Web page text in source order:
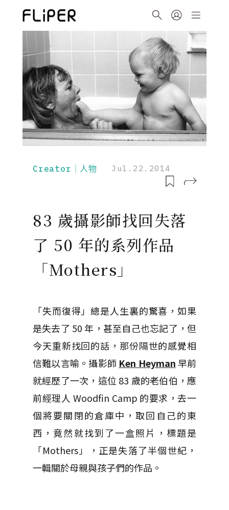
Creator｜人物 Jul.22.2014
83 歲攝影師找回失落
了 50 年的系列作品
「Mothers」
「失而復得」總是人生裏的驚喜，如果
是失去了 50 年，甚至自己也忘記了，但
今天重新找回的話，那份隔世的感覺相
信難以言喻。攝影師 Ken Heyman早前
就經歷了一次，這位 83 歲的老伯伯，應
前經理人 Woodfin Camp 的要求，去一
個將要關閉的倉庫中，取回自己的東
西，竟然就找到了一盒照片，標題是
「Mothers」，正是失落了半個世紀，
一輯關於母親與孩子們的作品。